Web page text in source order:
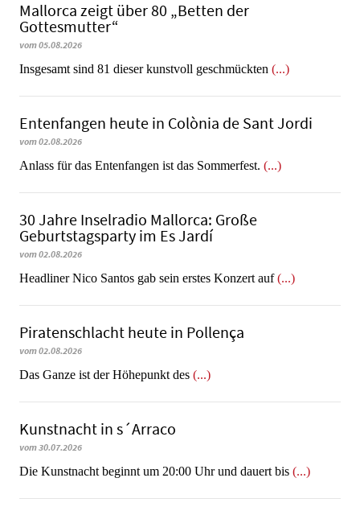
Mallorca zeigt über 80 „Betten der
Gottesmutter“
vom 05.08.2026
Insgesamt sind 81 dieser kunstvoll geschmückten (...)
Entenfangen heute in Colònia de Sant Jordi
vom 02.08.2026
Anlass für das Entenfangen ist das Sommerfest. (...)
30 Jahre Inselradio Mallorca: Große
Geburtstagsparty im Es Jardí
vom 02.08.2026
Headliner Nico Santos gab sein erstes Konzert auf(...)
Piratenschlacht heute in Po­llen­ça
vom 02.08.2026
​​​​​​​Das Ganze ist der Höhepunkt des (...)
Kunstnacht in s´Arraco
vom 30.07.2026
Die Kunstnacht beginnt um 20:00 Uhr und dauert bis (...)